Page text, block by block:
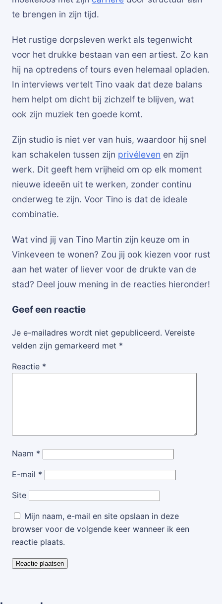
te brengen in zijn tijd.
Het rustige dorpsleven werkt als tegenwicht
voor het drukke bestaan van een artiest. Zo kan
hij na optredens of tours even helemaal opladen.
In interviews vertelt Tino vaak dat deze balans
hem helpt om dicht bij zichzelf te blijven, wat
ook zijn muziek ten goede komt.
Zijn studio is niet ver van huis, waardoor hij snel
kan schakelen tussen zijn privéleven en zijn
werk. Dit geeft hem vrijheid om op elk moment
nieuwe ideeën uit te werken, zonder continu
onderweg te zijn. Voor Tino is dat de ideale
combinatie.
Wat vind jij van Tino Martin zijn keuze om in
Vinkeveen te wonen? Zou jij ook kiezen voor rust
aan het water of liever voor de drukte van de
stad? Deel jouw mening in de reacties hieronder!
Geef een reactie
Je e-mailadres wordt niet gepubliceerd. Vereiste
velden zijn gemarkeerd met *
Reactie *
Naam *
E-mail *
Site
Mijn naam, e-mail en site opslaan in deze
browser voor de volgende keer wanneer ik een
reactie plaats.